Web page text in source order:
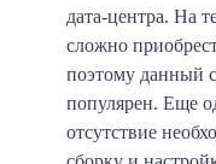
дата-центра. На
сложно
поэтому данный
популярен. Еще
отсутствие